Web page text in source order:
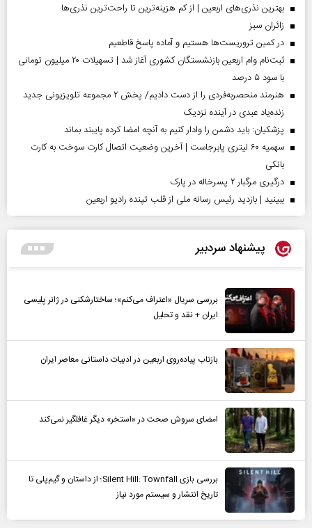
بهترین نذری‌های اربعین | از کم هزینه‌ترین تا راحت‌ترین نذری‌ها
‌زائران سبز
در کمین تروریست‌ها هستیم و آماده پاسخ قاطعیم
ثبت‌نام وام اربعین بازنشستگان کشوری آغاز شد | تسهیلات ۲۰ میلیون تومانی
با سود ۵ درصد
هنرمند منحصر‌به‌فردی را از دست دادیم/ پخش ۲ مجموعه تلویزیونی جدید
زنده‌یاد عبدی در آینده نزدیک
پزشکیان: باید دشمن را وادار کنیم به آنچه امضا کرده پایبند بماند
سهمیه ۶۰ لیتری پابرجاست | آخرین وضعیت اتصال کارت سوخت به کارت
بانکی
درگیری مرگبار ۲ پسرخاله در پارک
ببینید | بازدید رئیس رسانه ملی از قلب تپنده رادیو اربعین
پیشنهاد سردبیر
بررسی سریال «اعتراف می‌کنم»؛ ساختارشکنی در ژانر پلیسی
ایران + نقد و تحلیل
بازتاب پیاده‌روی اربعین در ادبیات داستانی معاصر ایران
امضای سروش صحت در «استخر» دیگر غافلگیر نمی‌کند
بررسی بازی Silent Hill: Townfall؛ از داستان و گیم‌پلی تا
تاریخ انتشار و سیستم مورد نیاز